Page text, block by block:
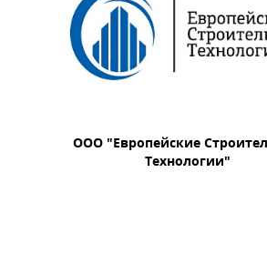
ООО "Европейские
Технологии"